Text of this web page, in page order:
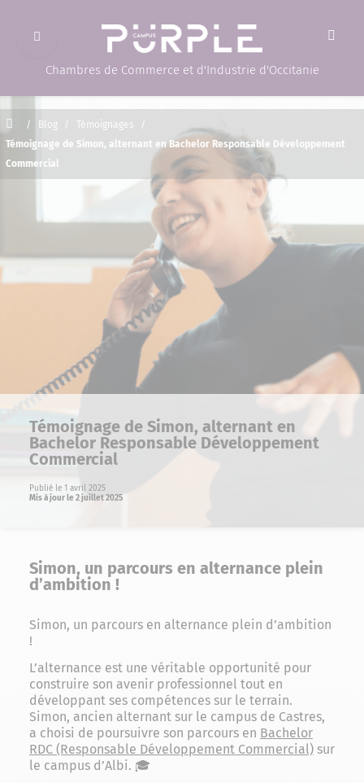
Ouvrir le menu
Chambres de Commerce et d'Industrie d'Occitanie
Accueil
/ Blog / Témoignages
/
Témoignage de Simon, alternant en Bachelor Responsable Développement
Commercial
Témoignage de Simon, alternant en
Bachelor Responsable Développement
Commercial
Publié le 1 avril 2025
Mis à jour le 2 juillet 2025
Simon, un parcours en alternance plein
d’ambition !
Simon, un parcours en alternance plein d’ambition
!
L’alternance est une véritable opportunité pour
construire son avenir professionnel tout en
développant ses compétences sur le terrain.
Simon, ancien alternant sur le campus de Castres,
a choisi de poursuivre son parcours en Bachelor
RDC (Responsable Développement Commercial) sur
le campus d’Albi. 🎓